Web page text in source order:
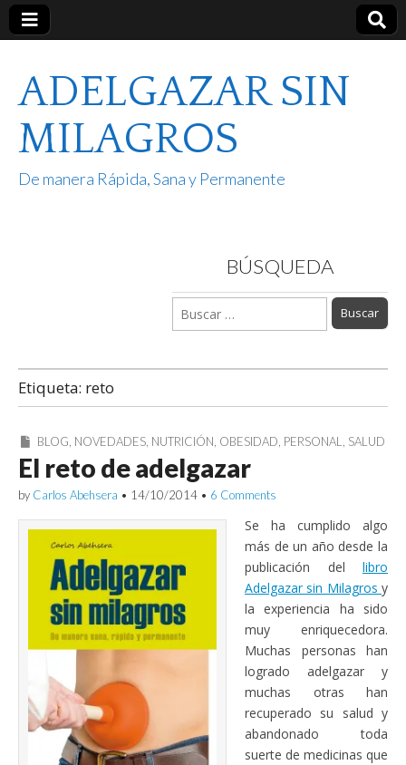
ADELGAZAR SIN
MILAGROS
De manera Rápida, Sana y Permanente
BÚSQUEDA
Buscar:
Etiqueta: reto
BLOG, NOVEDADES, NUTRICIÓN, OBESIDAD, PERSONAL, SALUD
El reto de adelgazar
by Carlos Abehsera • 14/10/2014 • 6 Comments
Se ha cumplido algo
más de un año desde la
publicación del libro
Adelgazar sin Milagros y
la experiencia ha sido
muy enriquecedora.
Muchas personas han
logrado adelgazar y
muchas otras han
recuperado su salud y
abandonado toda
suerte de medicinas que